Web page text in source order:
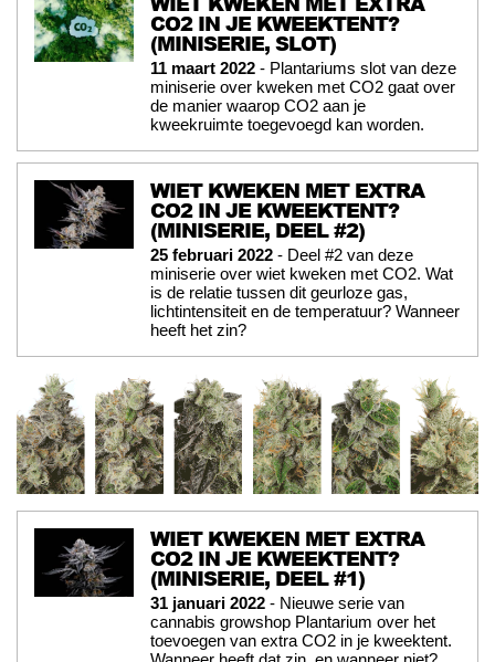
CO2 IN JE KWEEKTENT?
(MINISERIE, SLOT)
11 maart 2022 - Plantariums slot van deze
miniserie over kweken met CO2 gaat over
de manier waarop CO2 aan je
kweekruimte toegevoegd kan worden.
WIET KWEKEN MET EXTRA
CO2 IN JE KWEEKTENT?
(MINISERIE, DEEL #2)
25 februari 2022 - Deel #2 van deze
miniserie over wiet kweken met CO2. Wat
is de relatie tussen dit geurloze gas,
lichtintensiteit en de temperatuur? Wanneer
heeft het zin?
WIET KWEKEN MET EXTRA
CO2 IN JE KWEEKTENT?
(MINISERIE, DEEL #1)
31 januari 2022 - Nieuwe serie van
cannabis growshop Plantarium over het
toevoegen van extra CO2 in je kweektent.